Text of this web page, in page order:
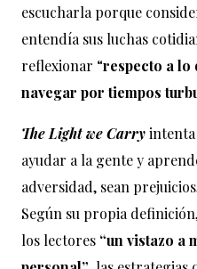
escucharla porque
entendía sus luchas
reflexionar “respecto a lo
navegar por tiempos
The Light we Carry
ayudar a la gente y
adversidad, sean
Según su propia
los lectores “un vistazo a